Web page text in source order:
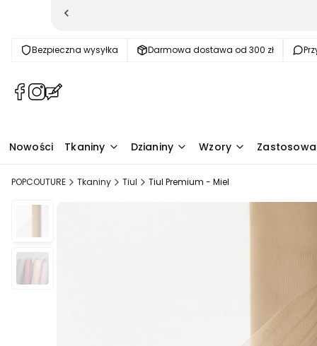
Bezpieczna wysyłka Darmowa dostawa od 300 zł
(Otwiera
nowej
(Otwiera
nowej
(Otwiera
nowej
Nowości Tkaniny Dzianiny Wzory
POPCOUTURE Tkaniny Tiul Tiul Premium - Miel